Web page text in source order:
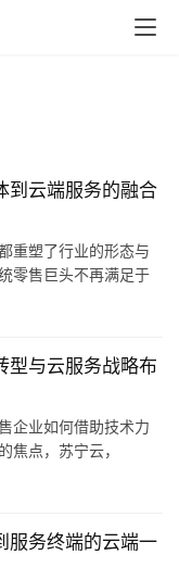
到云端服务的融合
重塑了行业的形态与
零售巨头不再满足于
型，其推出的，
…。
型与云服务战略布
企业如何借助技术力
焦点，苏宁云，
化转型的深刻理解，
…。
服务终端的云端一